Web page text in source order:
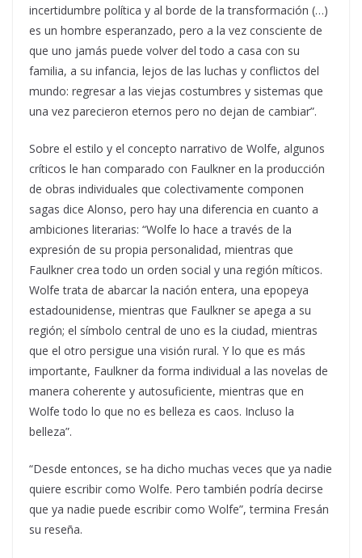
incertidumbre política y al borde de la transformación (…)
es un hombre esperanzado, pero a la vez consciente de
que uno jamás puede volver del todo a casa con su
familia, a su infancia, lejos de las luchas y conflictos del
mundo: regresar a las viejas costumbres y sistemas que
una vez parecieron eternos pero no dejan de cambiar”.
Sobre el estilo y el concepto narrativo de Wolfe, algunos
críticos le han comparado con Faulkner en la producción
de obras individuales que colectivamente componen
sagas dice Alonso, pero hay una diferencia en cuanto a
ambiciones literarias: “Wolfe lo hace a través de la
expresión de su propia personalidad, mientras que
Faulkner crea todo un orden social y una región míticos.
Wolfe trata de abarcar la nación entera, una epopeya
estadounidense, mientras que Faulkner se apega a su
región; el símbolo central de uno es la ciudad, mientras
que el otro persigue una visión rural. Y lo que es más
importante, Faulkner da forma individual a las novelas de
manera coherente y autosuficiente, mientras que en
Wolfe todo lo que no es belleza es caos. Incluso la
belleza”.
“Desde entonces, se ha dicho muchas veces que ya nadie
quiere escribir como Wolfe. Pero también podría decirse
que ya nadie puede escribir como Wolfe”, termina Fresán
su reseña.